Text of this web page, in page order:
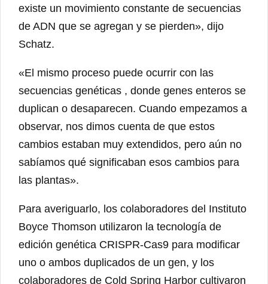
existe un movimiento constante de secuencias
de ADN que se agregan y se pierden», dijo
Schatz.
«El mismo proceso puede ocurrir con las
secuencias genéticas , donde genes enteros se
duplican o desaparecen. Cuando empezamos a
observar, nos dimos cuenta de que estos
cambios estaban muy extendidos, pero aún no
sabíamos qué significaban esos cambios para
las plantas».
Para averiguarlo, los colaboradores del Instituto
Boyce Thomson utilizaron la tecnología de
edición genética CRISPR-Cas9 para modificar
uno o ambos duplicados de un gen, y los
colaboradores de Cold Spring Harbor cultivaron